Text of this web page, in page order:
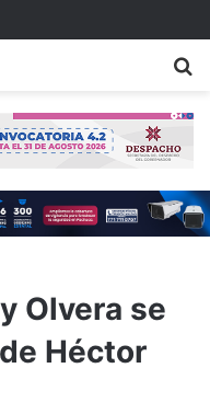
Olvera se
Héctor